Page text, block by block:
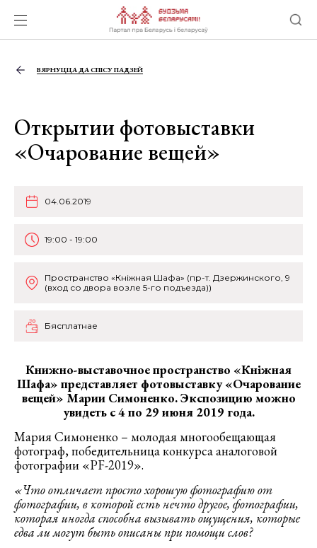
ВЯРНУЦЦА ДА СПІСУ ПАДЗЕЙ
Открытии фотовыставки
«Очарование вещей»
04.06.2019
19:00 - 19:00
Пространство «Кнiжная Шафа» (пр-т. Дзержинского, 9
(вход со двора возле 5-го подъезда))
Бясплатнае
Книжно-выставочное пространство «Кнiжная
Шафа» представляет фотовыставку «Очарование
вещей» Марии Симоненко.Экспозицию можно
увидеть с 4 по 29 июня 2019 года.
Мария Симоненко – молодая многообещающая
фотограф, победительница конкурса аналоговой
фотографии «PF-2019».
«Что отличает просто хорошую фотографию от
фотографии, в которой есть нечто другое, фотографии,
которая иногда способна вызывать ощущения, которые
едва ли могут быть описаны при помощи слов?